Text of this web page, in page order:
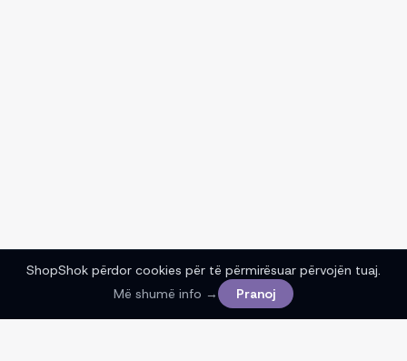
Filtrat 1
ShopShok përdor cookies për të përmirësuar përvojën tuaj.
Më shumë info →
Pranoj